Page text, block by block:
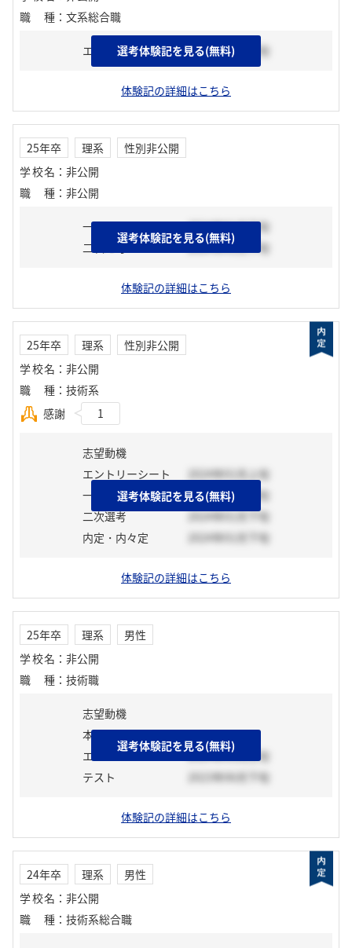
職種 ： 文系総合職
エントリーシート 2024年03月下旬
体験記の詳細はこちら
選考体験記を見る(無料)
25年卒 理系
性別非公開
学校名 ： 非公開
職種 ： 非公開
一次選考
2024年01月下旬
二次選考
2024年01月下旬
体験記の詳細はこちら
選考体験記を見る(無料)
25年卒 理系
性別非公開
学校名 ： 非公開
職種 ： 技術系
感謝
1
志望動機
エントリーシート
2024年01月上旬
一次選考
2024年01月中旬
二次選考
2024年01月下旬
内定・内々定
2024年01月下旬
体験記の詳細はこちら
選考体験記を見る(無料)
25年卒 理系
男性
学校名 ： 非公開
職種 ： 技術職
志望動機
本選考前活動
エントリーシート
2024年01月上旬
テスト
2023年06月下旬
体験記の詳細はこちら
選考体験記を見る(無料)
24年卒 理系
男性
学校名 ： 非公開
職種 ： 技術系総合職